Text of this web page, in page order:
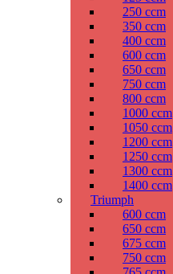
250 ccm
350 ccm
400 ccm
600 ccm
650 ccm
750 ccm
800 ccm
1000 ccm
1050 ccm
1200 ccm
1250 ccm
1300 ccm
1400 ccm
Triumph
600 ccm
650 ccm
675 ccm
750 ccm